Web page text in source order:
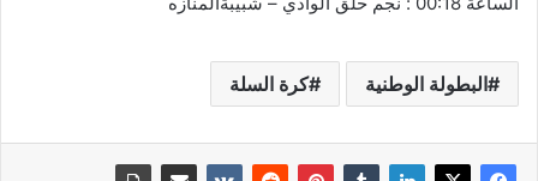
البطولة الوطنية كرة السلة